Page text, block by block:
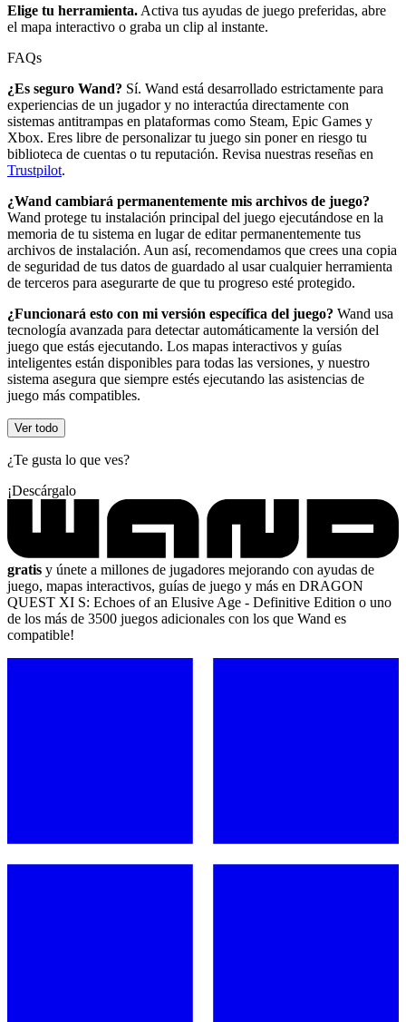
Elige tu herramienta. Activa tus ayudas de juego preferidas, abre
el mapa interactivo o graba un clip al instante.
FAQs
¿Es seguro Wand? Sí. Wand está desarrollado estrictamente para
experiencias de un jugador y no interactúa directamente con
sistemas antitrampas en plataformas como Steam, Epic Games y
Xbox. Eres libre de personalizar tu juego sin poner en riesgo tu
biblioteca de cuentas o tu reputación. Revisa nuestras reseñas en
Trustpilot.
¿Wand cambiará permanentemente mis archivos de juego?
Wand protege tu instalación principal del juego ejecutándose en la
memoria de tu sistema en lugar de editar permanentemente tus
archivos de instalación. Aun así, recomendamos que crees una copia
de seguridad de tus datos de guardado al usar cualquier herramienta
de terceros para asegurarte de que tu progreso esté protegido.
¿Funcionará esto con mi versión específica del juego? Wand usa
tecnología avanzada para detectar automáticamente la versión del
juego que estás ejecutando. Los mapas interactivos y guías
inteligentes están disponibles para todas las versiones, y nuestro
sistema asegura que siempre estés ejecutando las asistencias de
juego más compatibles.
Ver todo
¿Te gusta lo que ves?
¡Descárgalo
gratis y únete a millones de jugadores mejorando con ayudas de
juego, mapas interactivos, guías de juego y más en DRAGON
QUEST XI S: Echoes of an Elusive Age - Definitive Edition o uno
de los más de 3500 juegos adicionales con los que Wand es
compatible!